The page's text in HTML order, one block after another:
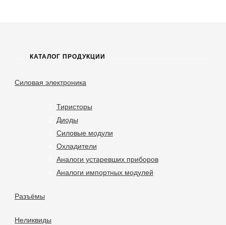
КАТАЛОГ ПРОДУКЦИИ
Силовая электроника
Тиристоры
Диоды
Силовые модули
Охладители
Аналоги устаревших приборов
Аналоги импортных модулей
Разъёмы
Неликвиды